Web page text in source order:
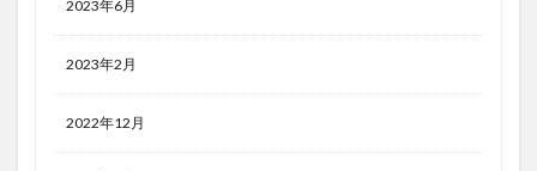
2023年6月
2023年2月
2022年12月